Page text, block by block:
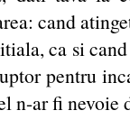
cand
ca si
pentru
n-ar fi nevoie